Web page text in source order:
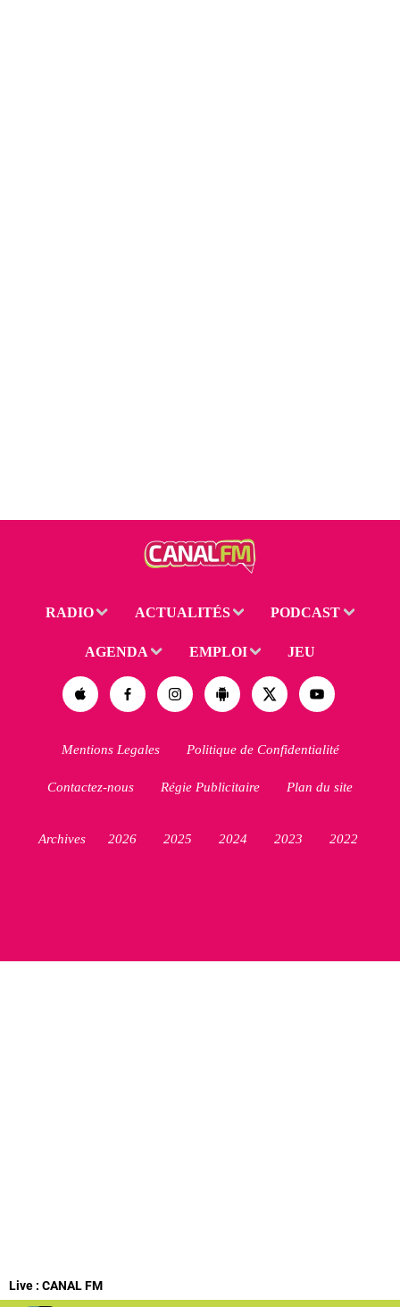
Live : CANAL FM
RADIO ACTUALITÉS PODCAST
AGENDA EMPLOI JEU
Mentions Legales Politique de Confidentialité
Contactez-nous Régie Publicitaire Plan du site
Archives 2026 2025 2024 2023 2022